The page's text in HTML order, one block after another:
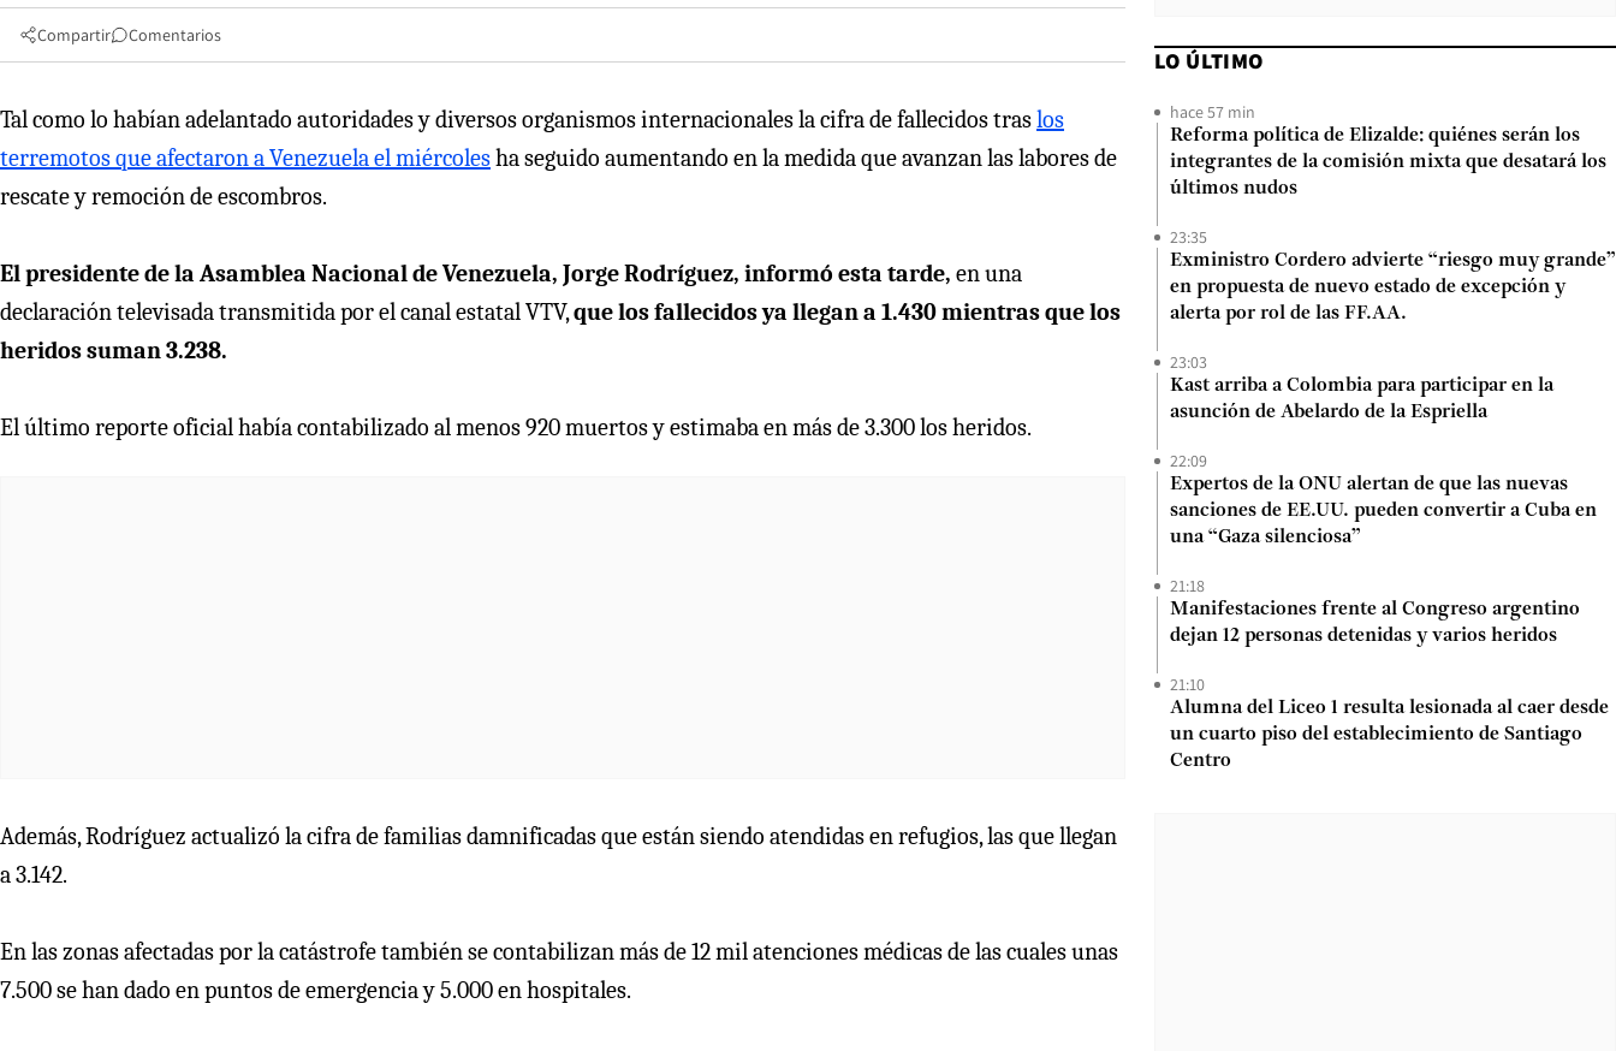
Compartir Comentarios
Tal como lo habían adelantado autoridades y diversos organismos internacionales la cifra de fallecidos traslos
terremotos que afectaron a Venezuela el miércolesha seguido aumentando en la medida que avanzan las labores de
rescate y remoción de escombros.
El presidente de la Asamblea Nacional de Venezuela, Jorge Rodríguez, informó esta tarde, en una
declaración televisada transmitida por el canal estatal VTV,que los fallecidos ya llegan a 1.430 mientras que los
heridos suman 3.238.
El último reporte oficial había contabilizado al menos 920 muertos y estimaba en más de 3.300 los heridos.
Además, Rodríguez actualizó la cifra de familias damnificadas que están siendo atendidas en refugios, las que llegan
a 3.142.
En las zonas afectadas por la catástrofe también se contabilizan más de 12 mil atenciones médicas de las cuales unas
7.500 se han dado en puntos de emergencia y 5.000 en hospitales.
LO ÚLTIMO
hace 57 min
Reforma política de Elizalde: quiénes serán los
integrantes de la comisión mixta que desatará los
últimos nudos
23:35
Exministro Cordero advierte “riesgo muy grande”
en propuesta de nuevo estado de excepción y
alerta por rol de las FF.AA.
23:03
Kast arriba a Colombia para participar en la
asunción de Abelardo de la Espriella
22:09
Expertos de la ONU alertan de que las nuevas
sanciones de EE.UU. pueden convertir a Cuba en
una “Gaza silenciosa”
21:18
Manifestaciones frente al Congreso argentino
dejan 12 personas detenidas y varios heridos
21:10
Alumna del Liceo 1 resulta lesionada al caer desde
un cuarto piso del establecimiento de Santiago
Centro